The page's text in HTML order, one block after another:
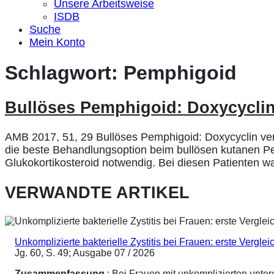
Unsere Arbeitsweise
ISDB
Suche
Mein Konto
Schlagwort: Pemphigoid
Bullöses Pemphigoid:
AMB 2017, 51, 29 Bullöses Pemphigoid: Doxycyclin
die beste Behandlungsoption beim bullösen kutanen
Glukokortikosteroid notwendig. Bei diesen Patienten
VERWANDTE ARTIKEL
Unkomplizierte bakterielle Zystitis bei Frauen: erste
Jg. 60, S. 49; Ausgabe 07 / 2026